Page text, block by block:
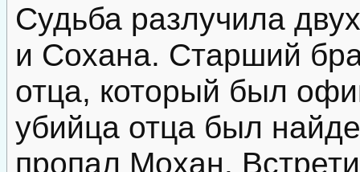
Судьба разлучила
и Сохана. Старший
отца, который был
убийца отца был
пропал Мохан.